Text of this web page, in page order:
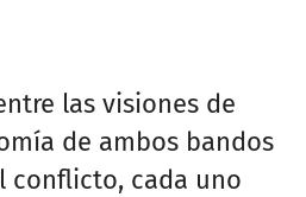
las visiones de
de ambos bandos
conflicto, cada uno